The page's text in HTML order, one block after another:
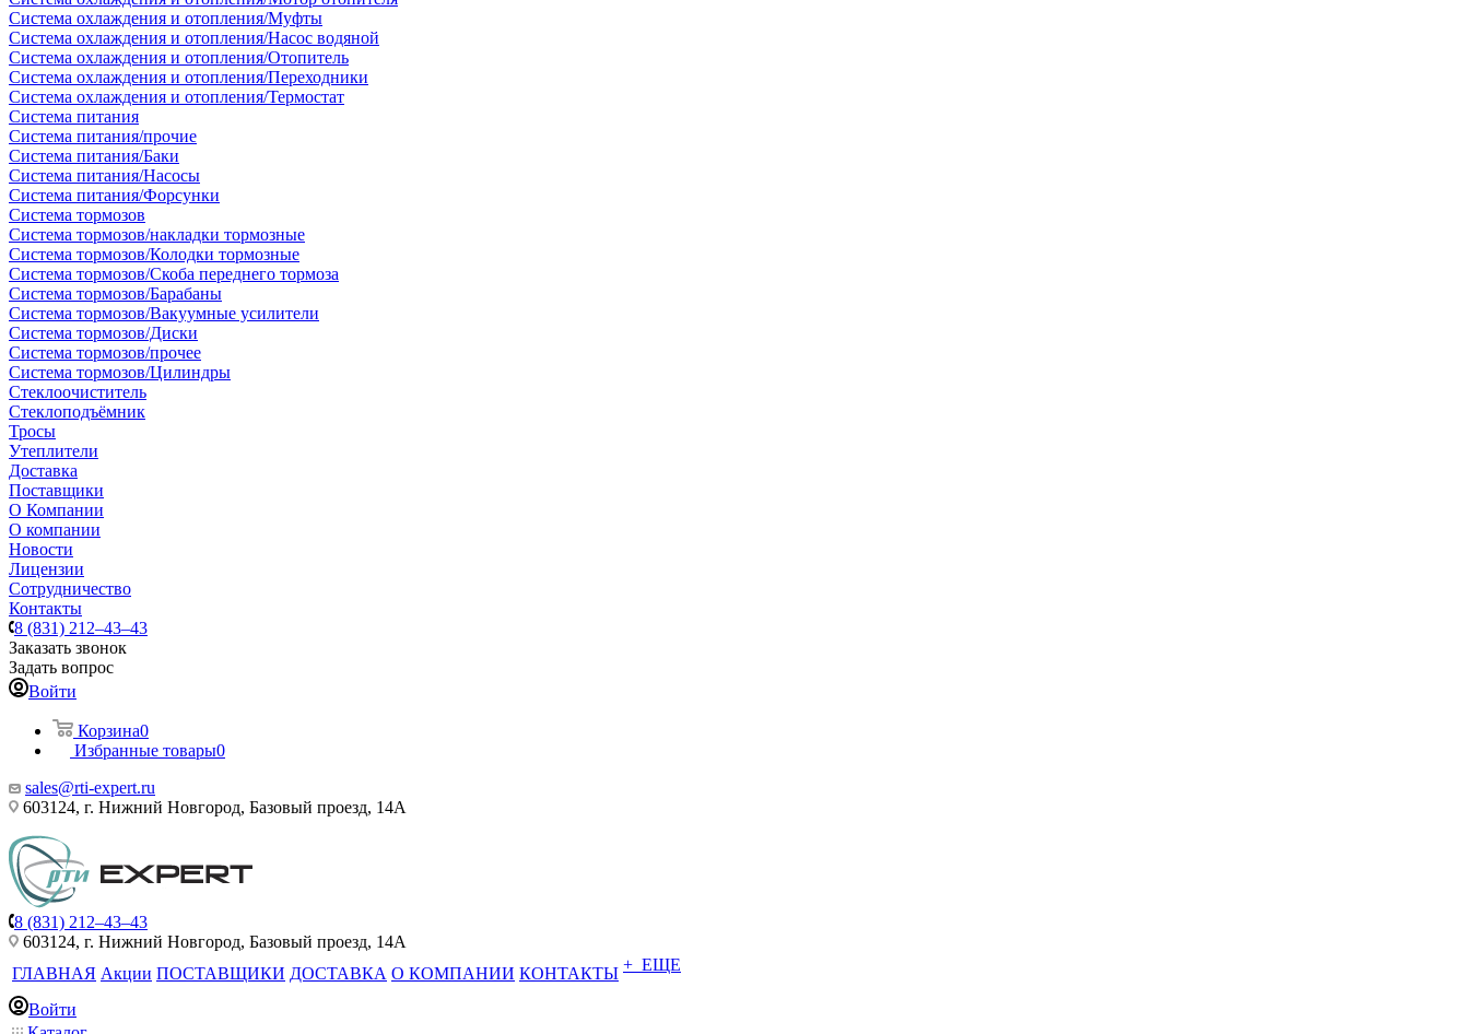
Система охлаждения и отопления/Муфты
Система охлаждения и отопления/Насос водяной
Система охлаждения и отопления/Отопитель
Система охлаждения и отопления/Переходники
Система охлаждения и отопления/Термостат
Система питания
Система питания/прочие
Система питания/Баки
Система питания/Насосы
Система питания/Форсунки
Система тормозов
Система тормозов/накладки тормозные
Система тормозов/Колодки тормозные
Система тормозов/Скоба переднего тормоза
Система тормозов/Барабаны
Система тормозов/Вакуумные усилители
Система тормозов/Диски
Система тормозов/прочее
Система тормозов/Цилиндры
Стеклоочиститель
Стеклоподъёмник
Тросы
Утеплители
Доставка
Поставщики
О Компании
О компании
Новости
Лицензии
Сотрудничество
Контакты
8 (831) 212–43–43
Заказать звонок
Задать вопрос
Войти
Корзина0
Избранные товары0
sales@rti-expert.ru
603124, г. Нижний Новгород, Базовый проезд, 14А
8 (831) 212–43–43
603124, г. Нижний Новгород, Базовый проезд, 14А
ГЛАВНАЯ Акции ПОСТАВЩИКИ ДОСТАВКА О КОМПАНИИ КОНТАКТЫ + ЕЩЕ
Войти